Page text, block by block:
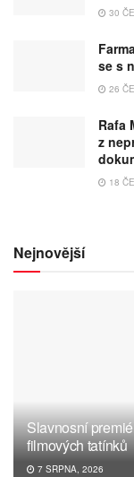
30
se s
26
Rafa
z
18
Nejnovější
Slavnosní
filmových tatínků
7 SRPNA, 2026